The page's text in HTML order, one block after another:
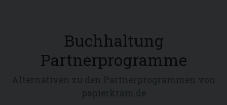
Buchhaltung
Partnerprogramme